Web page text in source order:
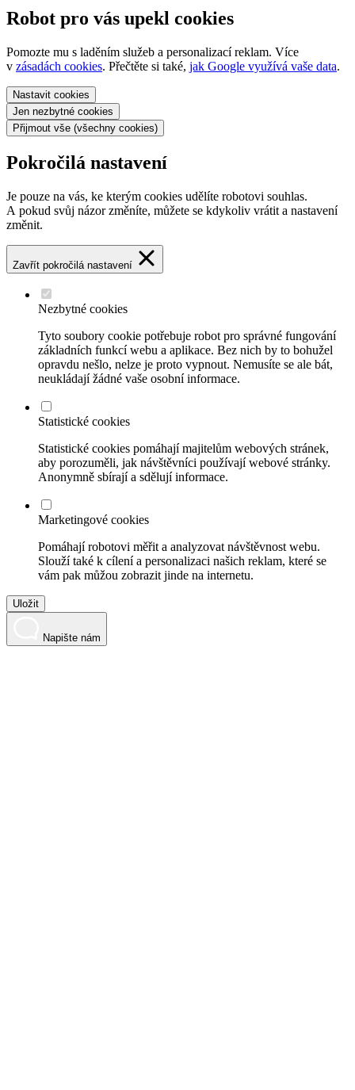
Robot pro vás upekl cookies
Pomozte mu s laděním služeb a personalizací reklam. Více
v zásadách cookies. Přečtěte si také, jak Google využívá vaše data.
Nastavit cookies
Jen nezbytné cookies
Přijmout vše (všechny cookies)
Pokročilá nastavení
Je pouze na vás, ke kterým cookies udělíte robotovi souhlas.
A pokud svůj názor změníte, můžete se kdykoliv vrátit a nastavení
změnit.
Zavřít pokročilá nastavení
Nezbytné cookies
Tyto soubory cookie potřebuje robot pro správné fungování
základních funkcí webu a aplikace. Bez nich by to bohužel
opravdu nešlo, nelze je proto vypnout. Nemusíte se ale bát,
neukládají žádné vaše osobní informace.
Statistické cookies
Statistické cookies pomáhají majitelům webových stránek,
aby porozuměli, jak návštěvníci používají webové stránky.
Anonymně sbírají a sdělují informace.
Marketingové cookies
Pomáhají robotovi měřit a analyzovat návštěvnost webu.
Slouží také k cílení a personalizaci našich reklam, které se
vám pak můžou zobrazit jinde na internetu.
Uložit
Napište nám